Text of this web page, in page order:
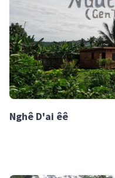
Nghê D'ai êê